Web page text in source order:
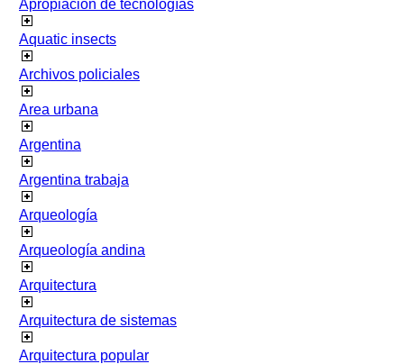
Apropiación de tecnologías
Aquatic insects
Archivos policiales
Area urbana
Argentina
Argentina trabaja
Arqueología
Arqueología andina
Arquitectura
Arquitectura de sistemas
Arquitectura popular